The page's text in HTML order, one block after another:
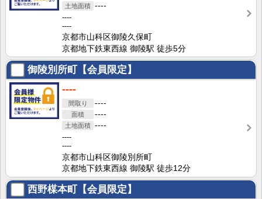
----
----
----
京都市山科区御陵久保町
京都地下鉄東西線 御陵駅 徒歩5分
御陵別所町【会員限定】
----
----
----
----
----
----
京都市山科区御陵別所町
京都地下鉄東西線 御陵駅 徒歩12分
西野楳本町【会員限定】